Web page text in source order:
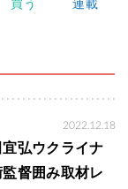
買う 連載
2022.12.18
宜弘ウクライナ
督囲み取材レ